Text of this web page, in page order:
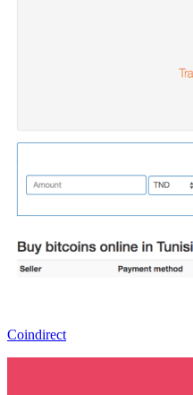
Coindirect